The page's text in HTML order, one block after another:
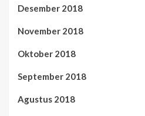
Desember 2018
November 2018
Oktober 2018
September 2018
Agustus 2018